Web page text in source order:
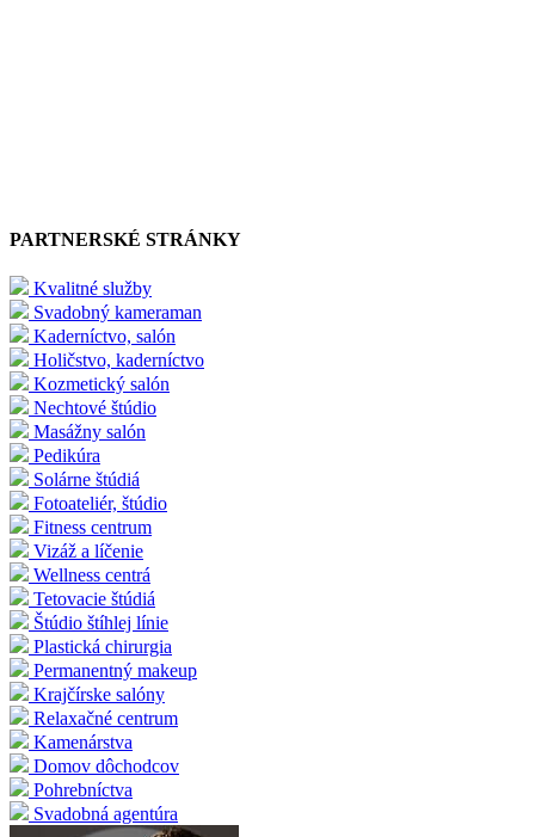
PARTNERSKÉ STRÁNKY
Kvalitné služby
Svadobný kameraman
Kaderníctvo, salón
Holičstvo, kaderníctvo
Kozmetický salón
Nechtové štúdio
Masážny salón
Pedikúra
Solárne štúdiá
Fotoateliér, štúdio
Fitness centrum
Vizáž a líčenie
Wellness centrá
Tetovacie štúdiá
Štúdio štíhlej línie
Plastická chirurgia
Permanentný makeup
Krajčírske salóny
Relaxačné centrum
Kamenárstva
Domov dôchodcov
Pohrebníctva
Svadobná agentúra